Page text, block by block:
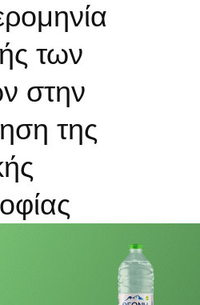
των
στην
της